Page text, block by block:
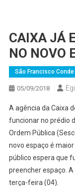
CAIXA JÁ
NO NOVO
São Francisco Conde
05/09/2018
A agência da Caixa
funcionar no prédio
Ordem Pública
novo espaço é
público espera que
preencher espaço.
terça-feira (04).